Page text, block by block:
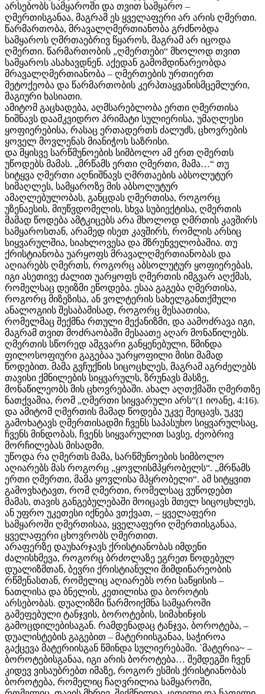
არსებობს სამყაროში და თვით სამყარო –
ღმერთისგანაა, მაგრამ ეს ყველაფერი არ არის ღმერთი.
წარმართობა, მრავალღმერთიანობა გრძნობდა
სამყაროს ღმრთაებრივ წყაროს, მაგრამ არ იცოდა
ღმერთი. წარმართობის „ღმერთები“ მხოლოდ თვით
სამყაროს ასახავდნენ. აქედან გამომდინარეობდა
მრავალღმერთიანობა – ღმერთების ურთიერთ
მეტოქეობა და წარმართობის კერპთაყვანისმცემლური,
მაგიური ხასიათი.
ამიტომ გაცხადება, აღმსარებლობა ერთი ღმერთისა
ნიშნავს დაამკვიდრო პრიმატი სულიერისა, უმაღლესი
ყოფიერებისა, რასაც ერთადერთს ძალუძს, ცხოვრების
ყოველ მოვლენას მიანიჭოს საზრისი.
და მყისვე სარწმუნოების სიმბოლო ამ ერთ ღმერთს
უწოდებს მამას. „მრწამს ერთი ღმერთი, მამა…“ თუ
სიტყვა ღმერთი აღნიშნავს ღმრთაების აბსოლუტურ
სიმაღლეს, სამყაროზე მის აბსოლუტურ
ამაღლებულობას, განცდას ღმერთისა, როგორც
უზენაესის, მიუწვდომელის, სხვა სუბიექტისა, ღმერთის
მამად წოდება ამტკიცებს არა მხოლოდ ღმრთის კავშირს
სამყაროსთან, არამედ ისეთ კავშირს, რომლის არსიც
სიყვარულშია, სიახლოვესა და მზრუნველობაშია. თუ
ქრისტიანობა უარყოფს მრავალღმერთიანობას და
აღიარებს ღმერთს, როგორც აბსოლუტურ ყოფიერებას,
იგი ასეთივე ძალით უარყოფს ღმერთის იმგვარ აღქმას,
რომელსაც დეიზმი ეწოდება. ესაა გაგება ღმერთისა,
როგორც მიზეზისა, ან ვოლტერის სახელგანთქმული
ანალოგიის შესაბამისად, როგორც მესაათისა,
რომელმაც შექმნა რთული მექანიზმი, და აამოძრავა იგი,
მაგრამ თვით მოძრაობაში მესაათე აღარ მონაწილებს.
ღმერთის სწორედ ამგვარი განყენებული, წმინდა
ფილოსოფიური გაგებაა უარყოფილი მისი მამად
წოდებით. მამა გვჩუქნის სიცოცხლეს, მაგრამ აგრძელებს
თავისი ქმნილების სიყვარულს, ზრუნავს მასზე,
მონაწილეობს მის ცხოვრებაში. ახალ აღთქმაში ღმერთზე
ნათქვამია, რომ „ღმერთი სიყვარული არს“(1 იოანე, 4:16).
და ამიტომ ღმერთის მამად წოდება უკვე შეიცავს, უკვე
გამოხატავს ღმერთისადმი ჩვენს საპასუხო სიყვარულსაც,
ჩვენს მინდობას, ჩვენს სიყვარულით სავსე, ძეობრივ
მორჩილებას მისადმი.
უწოდა რა ღმერთს მამა, სარწმუნოების სიმბოლო
აღიარებს მას როგორც „ყოვლისმპყრობელს“. „მრწამს
ერთი ღმერთი, მამა ყოვლისა მპყრობელი“. ამ სიტყვით
გამოვხატავთ, რომ ღმერთი, რომელსაც ვუწოდებთ
მამას, თავის განგებულებაში მოიცავს მთელ სიცოცხლეს,
ან უფრო უკეთესი იქნება ვთქვათ, – ყველაფერი
სამყაროში ღმერთისაა, ყველაფერი ღმერთისგანაა,
ყველაფერი ცხოვრობს ღმერთით.
არაფერზე დაუხარჯავს ქრისტიანობას იმდენი
ძალისხმევა, როგორც ბრძოლაზე ეგრეთ წოდებულ
დუალიზმთან, ბევრი ქრისტიანული მიმდინარეობის
რწმენასთან, რომელიც აღიარებს ორი საწყისის –
ნათლისა და ბნელის, კეთილისა და ბოროტის
არსებობას. დუალიზმი წარმოიქმნა სამყაროში
გამეფებული ტანჯვის, ბოროტების, სიმახინჯის
გამოცდილებისაგან. რამდენადაც ტანჯვა, ბოროტება, –
დუალისტების გაგებით – მატერიისგანაა, საჭიროა
გაქცევა მატერიისგან წმინდა სულიერებაში. `მატერია~ –
ბოროტებისგანაა, იგი არის ბოროტება… შემდეგში ჩვენ
კიდევ ვისაუბრებთ იმაზე, როგორ ესმის ქრისტიანობას
ბოროტება, რომელიც ჩაღვრილია სამყაროში,